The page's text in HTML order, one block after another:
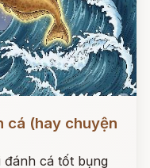
cá (hay chuyện
đánh cá tốt bụng